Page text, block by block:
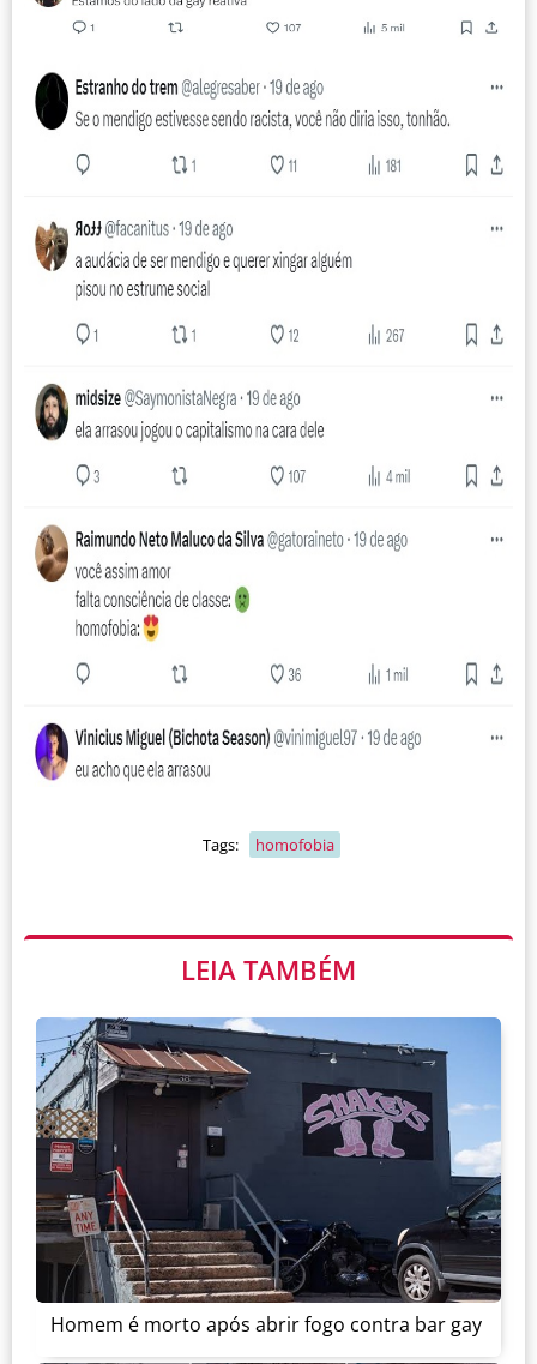
Tags: homofobia
LEIA TAMBÉM
Homem é morto após abrir fogo contra bar gay